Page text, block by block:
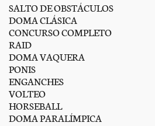
SALTO DE OBSTÁCULOS
DOMA CLÁSICA
CONCURSO COMPLETO
RAID
DOMA VAQUERA
PONIS
ENGANCHES
VOLTEO
HORSEBALL
DOMA PARALÍMPICA